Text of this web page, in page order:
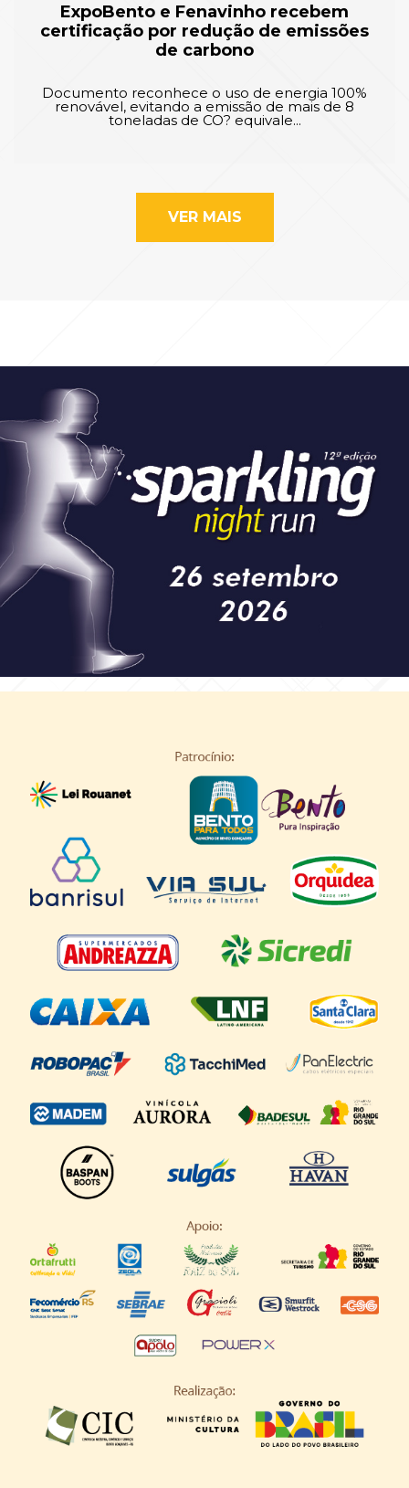
ExpoBento e Fenavinho recebem
certificação por redução de emissões
de carbono
Documento reconhece o uso de energia 100%
renovável, evitando a emissão de mais de 8
toneladas de CO? equivale...
VER MAIS